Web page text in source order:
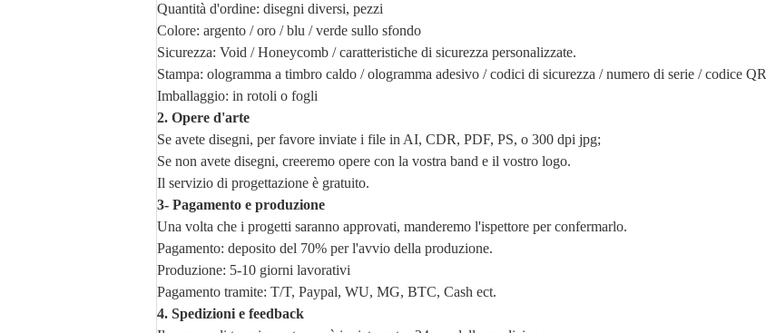
Quantità d'ordine: disegni diversi, pezzi
Colore: argento / oro / blu / verde sullo sfondo
Sicurezza: Void / Honeycomb / caratteristiche di sicurezza personalizzate.
Stampa: ologramma a timbro caldo / ologramma adesivo / codici di sicurezza / numero di serie / codice QR
Imballaggio: in rotoli o fogli
2. Opere d'arte
Se avete disegni, per favore inviate i file in AI, CDR, PDF, PS, o 300 dpi jpg;
Se non avete disegni, creeremo opere con la vostra band e il vostro logo.
Il servizio di progettazione è gratuito.
3- Pagamento e produzione
Una volta che i progetti saranno approvati, manderemo l'ispettore per confermarlo.
Pagamento: deposito del 70% per l'avvio della produzione.
Produzione: 5-10 giorni lavorativi
Pagamento tramite: T/T, Paypal, WU, MG, BTC, Cash ect.
4. Spedizioni e feedback